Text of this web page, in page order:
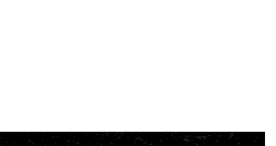
哥大用戶可立即使用無須另外申請。